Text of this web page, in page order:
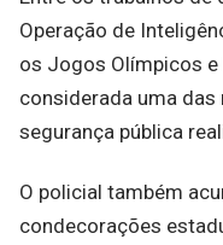
Operação de
os Jogos Olímpicos
considerada uma
segurança pública
O policial também
condecorações